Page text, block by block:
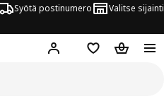
Syötä postinumero Valitse sijainti
Hej! Kirjaudu sisään
Suosikit